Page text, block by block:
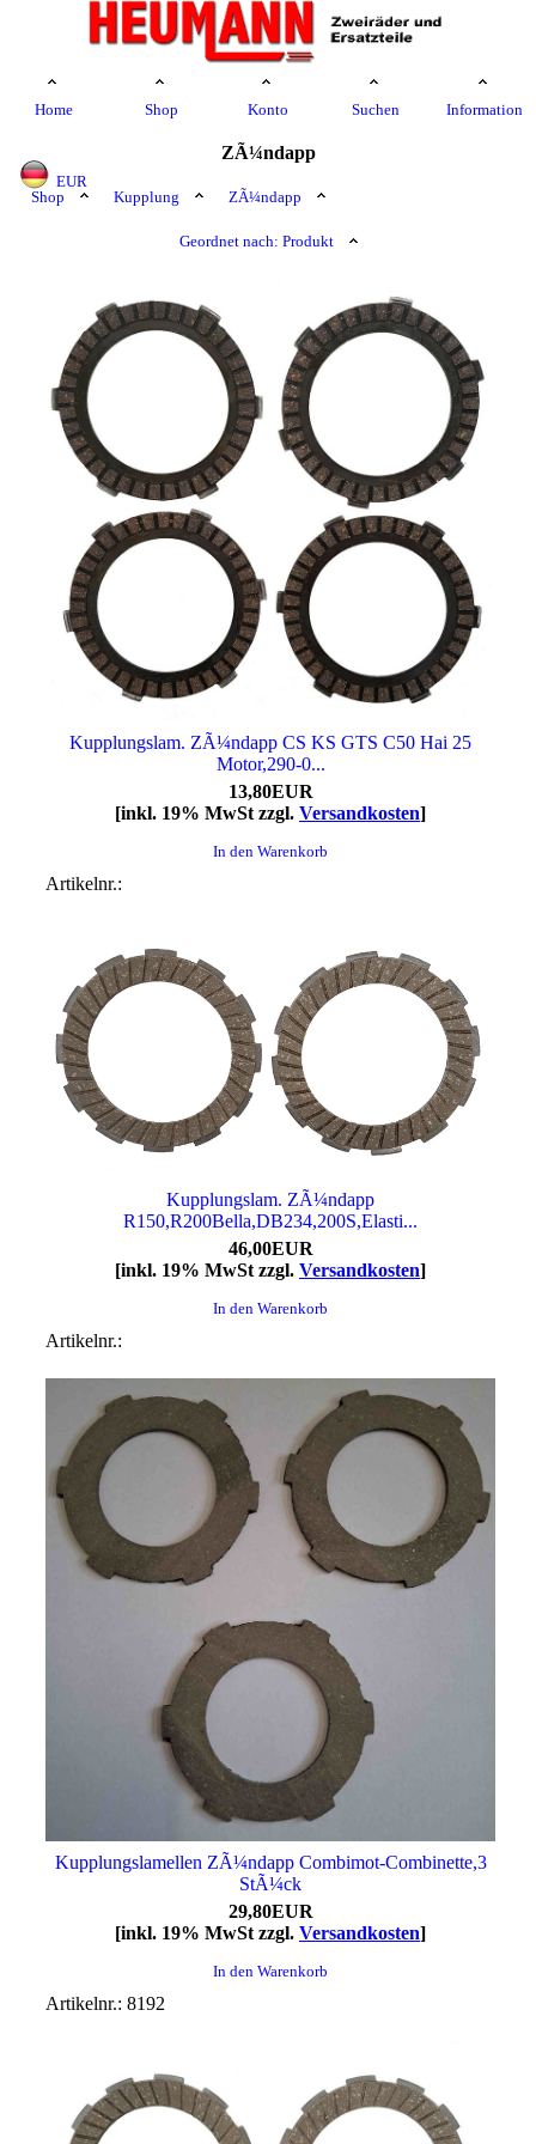
Home Shop Konto Suchen Information
EUR
ZÃ¼ndapp
Shop Kupplung ZÃ¼ndapp
Geordnet nach: Produkt
Kupplungslam. ZÃ¼ndapp CS KS GTS C50 Hai 25
Motor,290-0...
13,80EUR
[inkl. 19% MwSt zzgl. Versandkosten]
In den Warenkorb
Artikelnr.:
Kupplungslam. ZÃ¼ndapp
R150,R200Bella,DB234,200S,Elasti...
46,00EUR
[inkl. 19% MwSt zzgl. Versandkosten]
In den Warenkorb
Artikelnr.:
Kupplungslamellen ZÃ¼ndapp Combimot-Combinette,3
StÃ¼ck
29,80EUR
[inkl. 19% MwSt zzgl. Versandkosten]
In den Warenkorb
Artikelnr.: 8192